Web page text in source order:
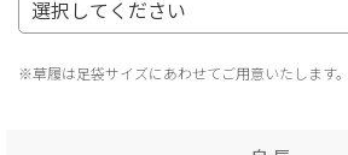
※草履は足袋サイズにあわせてご用意いたします。